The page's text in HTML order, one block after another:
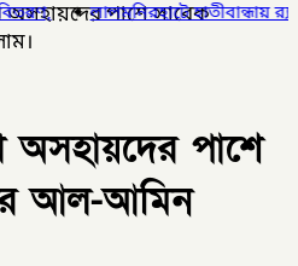
হাতীবান্ধায় র‌্যাব-১৩ অভিযানে
অসহায়দের পাশে সাবেক
পাশে
আল-আমিন